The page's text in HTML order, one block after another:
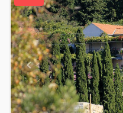
Previous